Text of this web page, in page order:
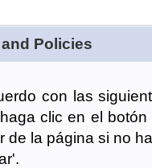
Policies
con las
clic en el botón
de la página si no